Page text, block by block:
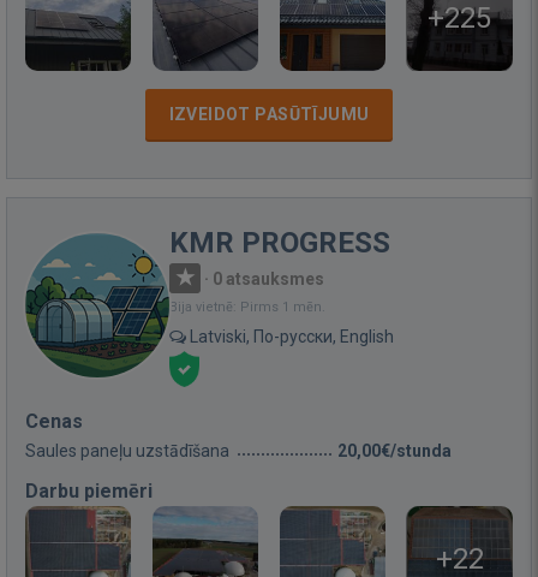
+225
IZVEIDOT PASŪTĪJUMU
KMR PROGRESS
· 0 atsauksmes
Bija vietnē: Pirms 1 mēn.
Latviski, По-русски, English
Cenas
Saules paneļu uzstādīšana 20,00€/stunda
Darbu piemēri
+22